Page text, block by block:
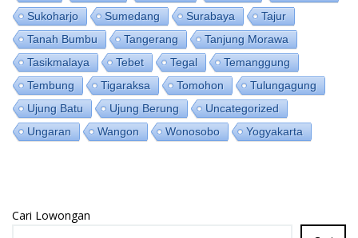
Sukoharjo
Sumedang Surabaya
Tajur
Tanah Bumbu
Tangerang
Tanjung Morawa
Tasikmalaya
Tebet Tegal
Temanggung
Tembung
Tigaraksa Tomohon
Tulungagung
Ujung Batu
Ujung Berung
Uncategorized
Ungaran
Wangon Wonosobo Yogyakarta
Cari Lowongan